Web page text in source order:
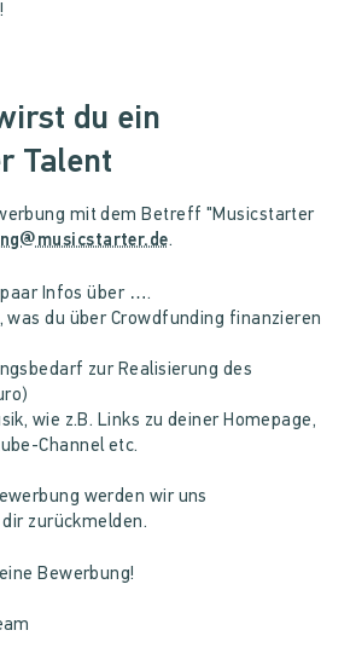
du ein
Talent
mit dem Betreff "Musicstarter
.
Infos über ….
du über Crowdfunding finanzieren
zur Realisierung des
wie z.B. Links zu deiner Homepage,
Channel etc.
werden wir uns
zurückmelden.
Bewerbung!